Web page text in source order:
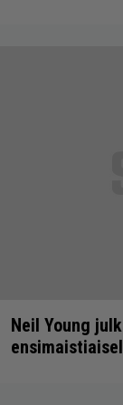
Neil Young